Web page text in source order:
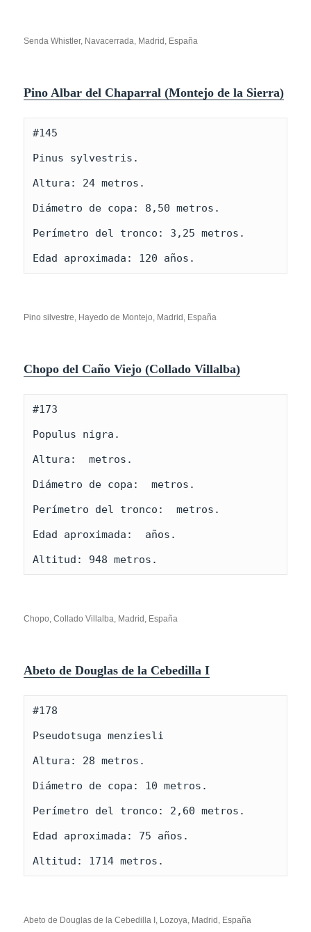
Senda Whistler, Navacerrada, Madrid, España
Pino Albar del Chaparral (Montejo de la Sierra)
#145
Pinus sylvestris.
Altura: 24 metros.
Diámetro de copa: 8,50 metros.
Perímetro del tronco: 3,25 metros.
Edad aproximada: 120 años.
Pino silvestre, Hayedo de Montejo, Madrid, España
Chopo del Caño Viejo (Collado Villalba)
#173
Populus nigra.
Altura:  metros.
Diámetro de copa:  metros.
Perímetro del tronco:  metros.
Edad aproximada:  años.
Altitud: 948 metros.
Chopo, Collado Villalba, Madrid, España
Abeto de Douglas de la Cebedilla I
#178
Pseudotsuga menziesli
Altura: 28 metros.
Diámetro de copa: 10 metros.
Perímetro del tronco: 2,60 metros.
Edad aproximada: 75 años.
Altitud: 1714 metros.
Abeto de Douglas de la Cebedilla I, Lozoya, Madrid, España